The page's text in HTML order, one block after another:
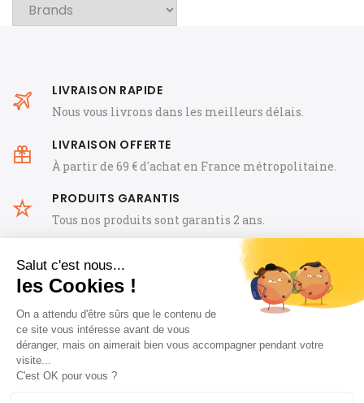
LIVRAISON RAPIDE
Nous vous livrons dans les meilleurs délais.
LIVRAISON OFFERTE
À partir de 69 € d'achat en France métropolitaine.
PRODUITS GARANTIS
Tous nos produits sont garantis 2 ans.